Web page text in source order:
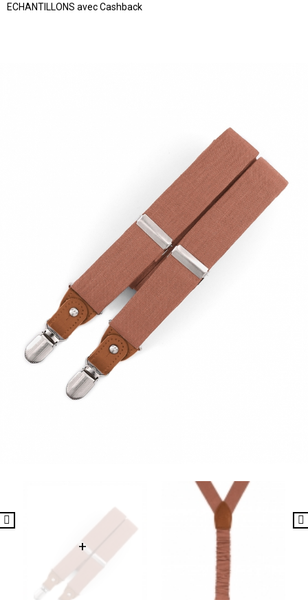
ECHANTILLONS avec Cashback